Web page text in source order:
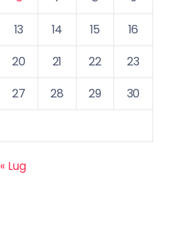
13 14 15
16
20 21 22
23
27 28 29
30
« Lug